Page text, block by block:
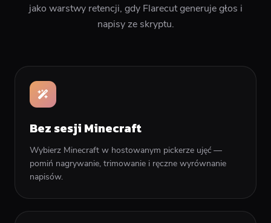
jako warstwy retencji, gdy Flarecut generuje głos i
napisy ze skryptu.
Bez sesji Minecraft
Wybierz Minecraft w hostowanym pickerze ujęć —
pomiń nagrywanie, trimowanie i ręczne wyrównanie
napisów.